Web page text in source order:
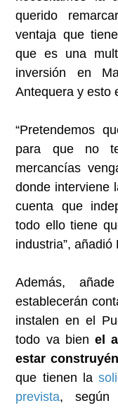
querido
ventaja que
que es una
inversión en
Antequera y esto
“Pretendemos
para que no
mercancías
donde interviene
cuenta que
todo ello tiene
industria”, añadió
Además,
establecerán
instalen en el
todo va bien el
estar
que tienen la
prevista, según